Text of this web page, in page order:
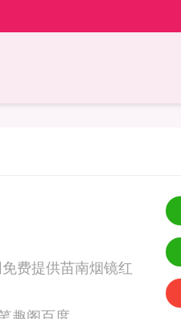
费提供苗南烟镜红